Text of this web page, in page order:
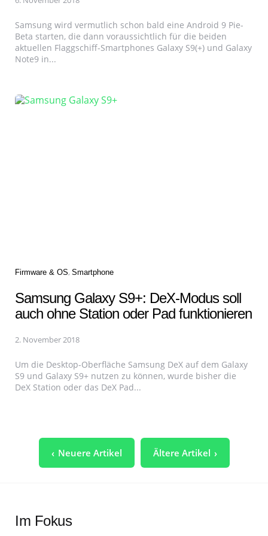
Samsung wird vermutlich schon bald eine Android 9 Pie-
Beta starten, die dann voraussichtlich für die beiden
aktuellen Flaggschiff-Smartphones Galaxy S9(+) und Galaxy
Note9 in...
Categories
Firmware & OS Smartphone
Samsung Galaxy S9+: DeX-Modus soll
auch ohne Station oder Pad funktionieren
2. November 2018
Um die Desktop-Oberfläche Samsung DeX auf dem Galaxy
S9 und Galaxy S9+ nutzen zu können, wurde bisher die
DeX Station oder das DeX Pad...
Seitennummerierung
Neuere Artikel Ältere Artikel
Im Fokus